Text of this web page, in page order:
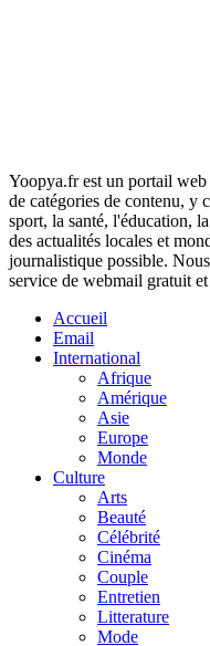
Yoopya.fr est un portail
de catégories de contenu, y
sport, la santé, l'éducation,
des actualités locales et
journalistique possible.
service de webmail gratuit
Accueil
Email
International
Afrique
Amérique
Asie
Europe
Monde
Culture
Arts
Beauté
Célébrité
Cinéma
Couple
Entretien
Litterature
Mode